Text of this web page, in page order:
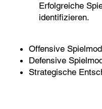
Erfolgreiche
identifizieren.
Offensive
Defensive
Strategische